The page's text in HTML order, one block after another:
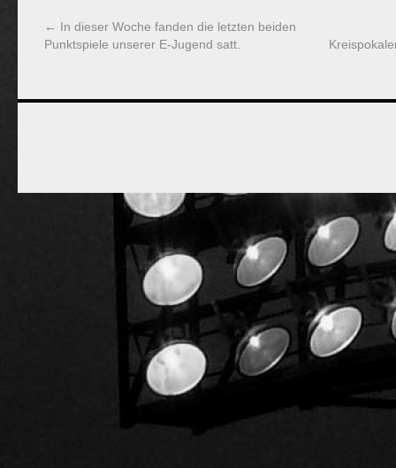
← In dieser Woche fanden die letzten beiden
Punktspiele unserer E-Jugend satt.